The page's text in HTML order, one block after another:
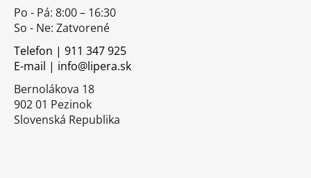
Po - Pá: 8:00 – 16:30
So - Ne: Zatvorené
Telefon | 911 347 925
E-mail | info@lipera.sk
Bernolákova 18
902 01 Pezinok
Slovenská Republika